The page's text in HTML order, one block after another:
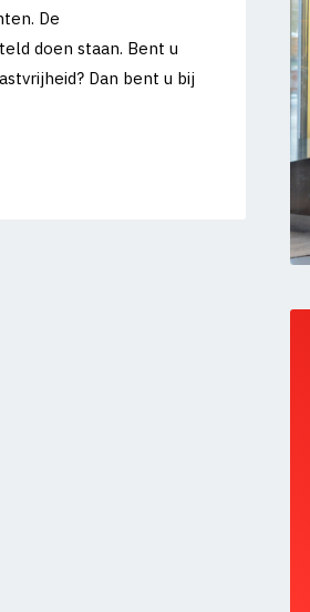
De
doen staan. Bent u
Dan bent u bij